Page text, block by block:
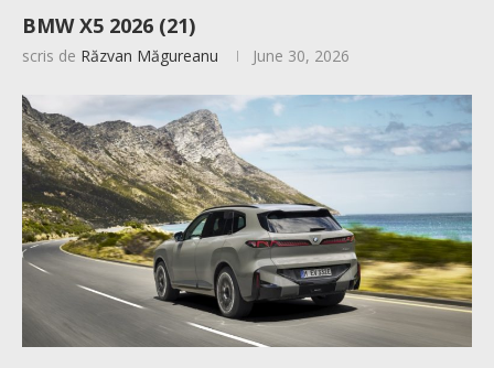
BMW X5 2026 (21)
scris de Răzvan Măgureanu June 30, 2026